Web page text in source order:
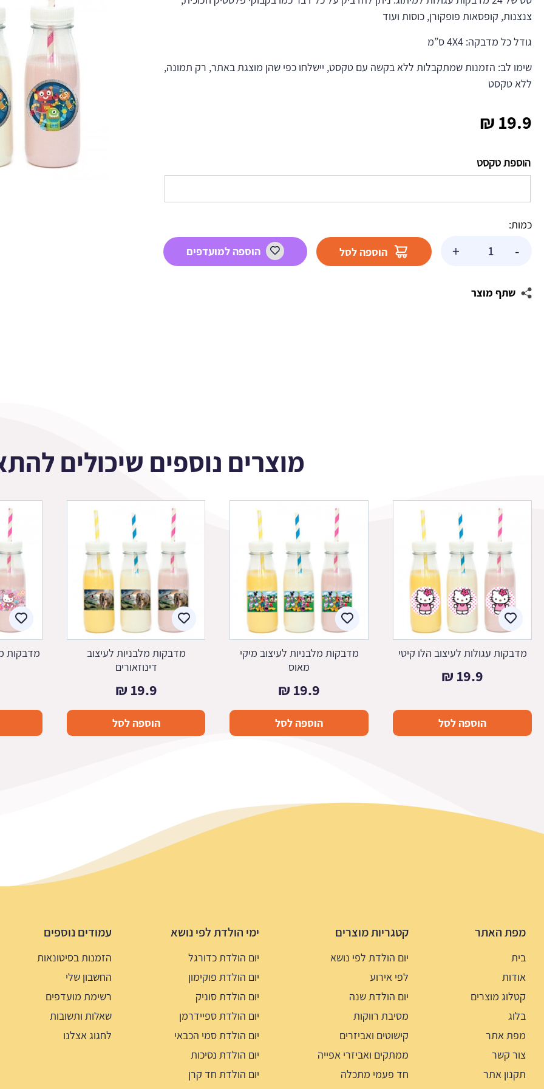
צנצנות, קופסאות פופקורן, כוסות ועוד
גודל כל מדבקה: 4X4 ס”מ
שימו לב: הזמנות שמתקבלות ללא בקשה עם טקסט, יישלחו כפי שהן מוצגת באתר, רק תמונה,
ללא טקסט
19.9
₪
הוספת טקסט
כמות:
-
של
לעיצוב
+ הוספה לסל הוספה למועדפים
שתף מוצר
מוצרים נוספים שיכולים
מדבקות עגולות לעיצוב הלו קיטי
19.9
₪
הוספה לסל
מדבקות מלבניות לעיצוב מיקי
מאוס
19.9
₪
הוספה לסל
מדבקות מלבניות לעיצוב
דינוזאורים
19.9
₪
הוספה לסל
מדבקות
מפת האתר
בית
אודות
קטלוג מוצרים
בלוג
מפת אתר
צור קשר
תקנון אתר
קטגריות מוצרים
יום הולדת לפי נושא
לפי אירוע
יום הולדת שנה
מסיבת רווקות
קישוטים ואביזרים
ממתקים ואביזרי אפייה
חד פעמי מתכלה
ימי הולדת לפי נושא
יום הולדת כדורגל
יום הולדת פוקימון
יום הולדת סוניק
יום הולדת ספיידרמן
יום הולדת סמי הכבאי
יום הולדת נסיכות
יום הולדת חד קרן
עמודים נוספים
הזמנות בסיטונאות
החשבון שלי
רשימת מועדפים
שאלות ותשובות
לחגוג אצלנו